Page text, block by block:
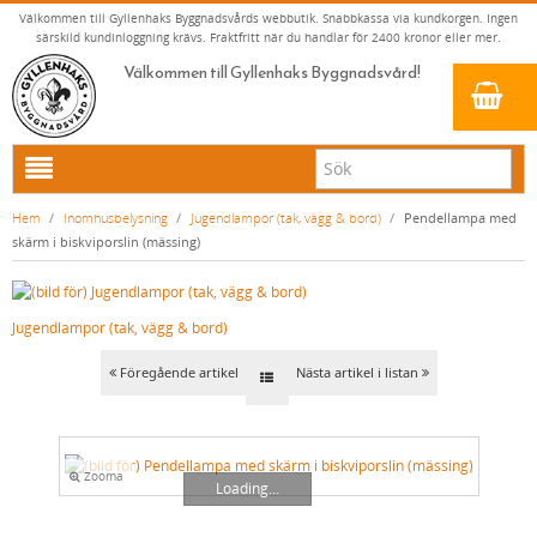
Välkommen till Gyllenhaks Byggnadsvårds webbutik. Snabbkassa via kundkorgen. Ingen
särskild kundinloggning krävs. Fraktfritt när du handlar för 2400 kronor eller mer.
Välkommen till Gyllenhaks Byggnadsvård!
HEM
NYA PRODUKTER
LINOLJEFÄRG & SLAMFÄRG MED MERA
LINOLJEFÄRGER
VITA KULÖRER
GULA KULÖRER
RÖDA KULÖRER
MATTA LINOLJEFÄRGER
KONSTNÄRSFÄRGER
VITT
LACK, LASYRER, FERNISSOR & OLJOR
KLASSISKA KLÄDER
RESISTANT WORK WEAR
VÄSTAR
BYXOR
BADRUM & KÖK (KRANAR & PORSLIN)
TVÄTTSTÄLLSBLANDARE
BADKARSBLANDARE
DÖRRHANDTAG MÄSSING (INNERDÖRR)
DÖRRHANDTAG NICKEL (INNERDÖRR)
YTTERDÖRRSHANDTAG
HANDTAG YTTERDÖRR OVAL CYLINDER
KLASSISKA SPANJOLETTHANDTAG
Hem / Inomhusbelysning / Jugendlampor (tak, vägg & bord) / Pendellampa med
skärm i biskviporslin (mässing)
Jugendlampor (tak, vägg & bord)
Föregående artikel Nästa artikel i listan
Loading...
Zooma